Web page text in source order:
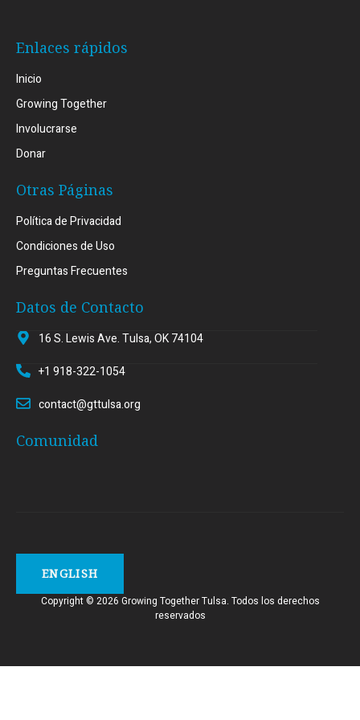
Enlaces rápidos
Inicio
Growing Together
Involucrarse
Donar
Otras Páginas
Política de Privacidad
Condiciones de Uso
Preguntas Frecuentes
Datos de Contacto
16 S. Lewis Ave. Tulsa, OK 74104
+1 918-322-1054
contact@gttulsa.org
Comunidad
ENGLISH
Copyright © 2026 Growing Together Tulsa. Todos los derechos
reservados